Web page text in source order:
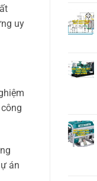
uy
án